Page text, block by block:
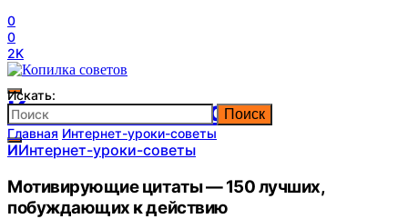
0
0
2K
Копилка советов
Искать:
Поиск
Главная Интернет-уроки-советы
ИИнтернет-уроки-советы
Мотивирующие цитаты — 150 лучших,
побуждающих к действию